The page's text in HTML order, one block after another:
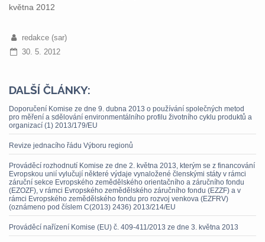
května 2012
redakce (sar)
30. 5. 2012
DALŠÍ ČLÁNKY:
Doporučení Komise ze dne 9. dubna 2013 o používání společných metod
pro měření a sdělování environmentálního profilu životního cyklu produktů a
organizací (1) 2013/179/EU
Revize jednacího řádu Výboru regionů
Prováděcí rozhodnutí Komise ze dne 2. května 2013, kterým se z financování
Evropskou unií vylučují některé výdaje vynaložené členskými státy v rámci
záruční sekce Evropského zemědělského orientačního a záručního fondu
(EZOZF), v rámci Evropského zemědělského záručního fondu (EZZF) a v
rámci Evropského zemědělského fondu pro rozvoj venkova (EZFRV)
(oznámeno pod číslem C(2013) 2436) 2013/214/EU
Prováděcí nařízení Komise (EU) č. 409-411/2013 ze dne 3. května 2013